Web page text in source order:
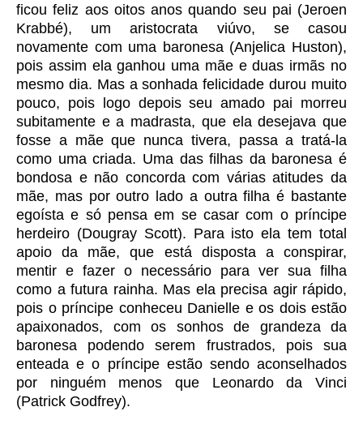
ficou feliz aos oitos anos quando seu pai (Jeroen
Krabbé), um aristocrata viúvo, se casou
novamente com uma baronesa (Anjelica Huston),
pois assim ela ganhou uma mãe e duas irmãs no
mesmo dia. Mas a sonhada felicidade durou muito
pouco, pois logo depois seu amado pai morreu
subitamente e a madrasta, que ela desejava que
fosse a mãe que nunca tivera, passa a tratá-la
como uma criada. Uma das filhas da baronesa é
bondosa e não concorda com várias atitudes da
mãe, mas por outro lado a outra filha é bastante
egoísta e só pensa em se casar com o príncipe
herdeiro (Dougray Scott). Para isto ela tem total
apoio da mãe, que está disposta a conspirar,
mentir e fazer o necessário para ver sua filha
como a futura rainha. Mas ela precisa agir rápido,
pois o príncipe conheceu Danielle e os dois estão
apaixonados, com os sonhos de grandeza da
baronesa podendo serem frustrados, pois sua
enteada e o príncipe estão sendo aconselhados
por ninguém menos que Leonardo da Vinci
(Patrick Godfrey).